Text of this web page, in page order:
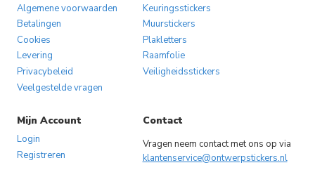
Algemene voorwaarden
Betalingen
Cookies
Levering
Privacybeleid
Veelgestelde vragen
Keuringsstickers
Muurstickers
Plakletters
Raamfolie
Veiligheidsstickers
Mijn Account
Login
Registreren
Contact
Vragen neem contact met ons op via
klantenservice@ontwerpstickers.nl